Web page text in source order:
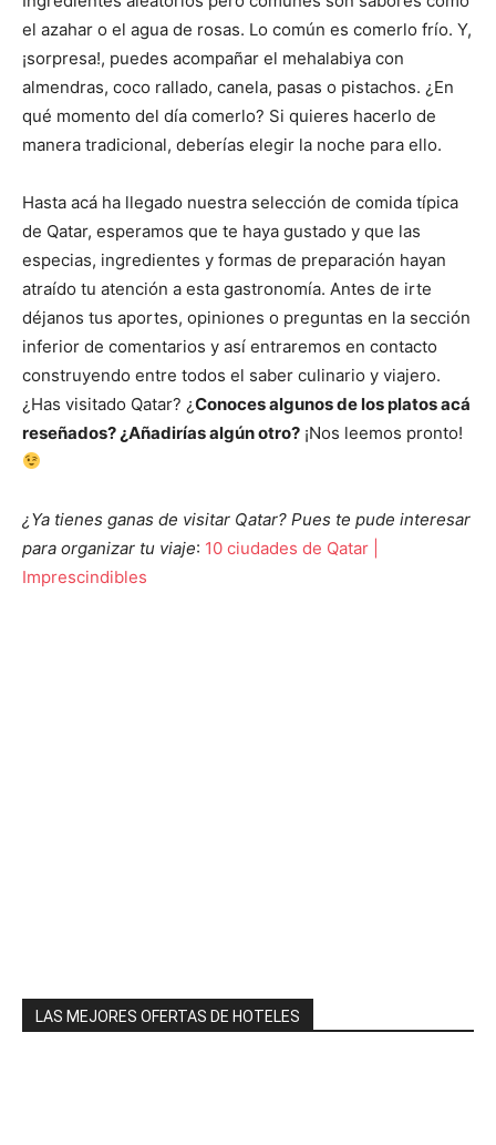
el azahar o el agua de rosas. Lo común es comerlo frío. Y,
¡sorpresa!, puedes acompañar el mehalabiya con
almendras, coco rallado, canela, pasas o pistachos. ¿En
qué momento del día comerlo? Si quieres hacerlo de
manera tradicional, deberías elegir la noche para ello.
Hasta acá ha llegado nuestra selección de comida típica
de Qatar, esperamos que te haya gustado y que las
especias, ingredientes y formas de preparación hayan
atraído tu atención a esta gastronomía. Antes de irte
déjanos tus aportes, opiniones o preguntas en la sección
inferior de comentarios y así entraremos en contacto
construyendo entre todos el saber culinario y viajero.
¿Has visitado Qatar? ¿Conoces algunos de los platos acá
reseñados? ¿Añadirías algún otro? ¡Nos leemos pronto!
¿Ya tienes ganas de visitar Qatar? Pues te pude interesar
para organizar tu viaje: 10 ciudades de Qatar |
Imprescindibles
LAS MEJORES OFERTAS DE HOTELES